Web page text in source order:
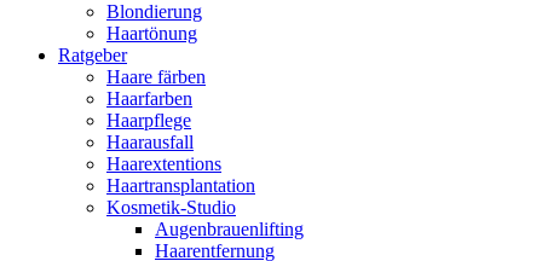
Blondierung
Haartönung
Ratgeber
Haare färben
Haarfarben
Haarpflege
Haarausfall
Haarextentions
Haartransplantation
Kosmetik-Studio
Augenbrauenlifting
Haarentfernung